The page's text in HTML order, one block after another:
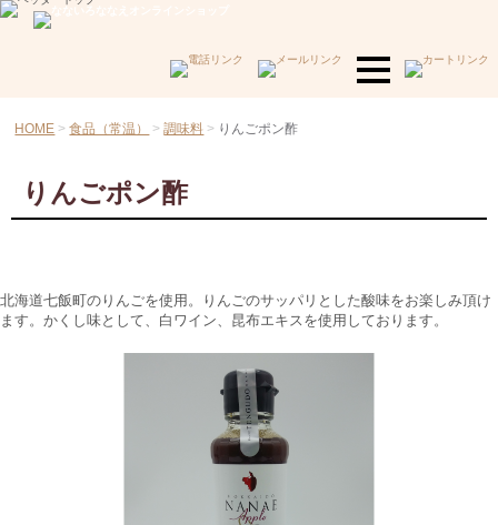
HOME 食品（常温） 調味料 りんごポン酢
りんごポン酢
北海道七飯町のりんごを使用。りんごのサッパリとした酸味をお楽しみ頂け
ます。かくし味として、白ワイン、昆布エキスを使用しております。